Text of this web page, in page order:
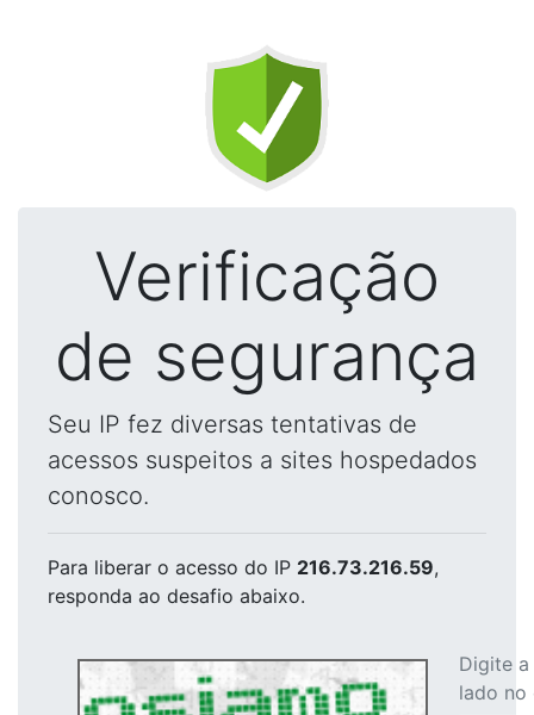
Verificação
de segurança
Seu IP fez diversas tentativas de
acessos suspeitos a sites hospedados
conosco.
Para liberar o acesso do IP 216.73.216.59,
responda ao desafio abaixo.
Digite
lado no